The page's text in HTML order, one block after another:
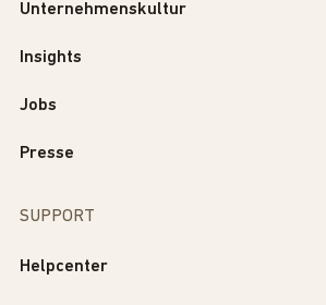
Unternehmenskultur
Insights
Jobs
Presse
SUPPORT
Helpcenter